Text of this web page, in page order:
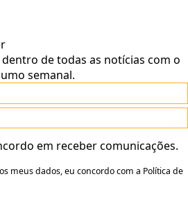
de todas as notícias com o
semanal.
em receber comunicações.
meus dados, eu concordo com a Política de